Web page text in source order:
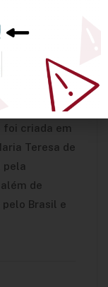
e
foi criada em
Teresa de
pela
de
Brasil e